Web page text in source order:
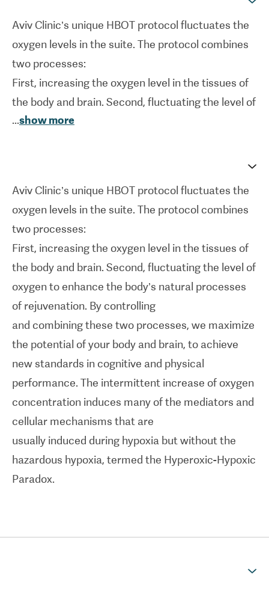
Aviv Clinic’s unique HBOT protocol fluctuates the
oxygen levels in the suite. The protocol combines
two processes:
First, increasing the oxygen level in the tissues of
the body and brain. Second, fluctuating the level of
oxygen to enhance the body’s natural processes
new standards in cognitive and physical
performance. The intermittent increase of oxygen
concentration induces many of the mediators and
cellular mechanisms that are
usually induced during hypoxia but without the
hazardous hypoxia, termed the Hyperoxic-Hypoxic
Paradox.
...show more
Aviv Clinic’s unique HBOT protocol fluctuates the
oxygen levels in the suite. The protocol combines
two processes:
First, increasing the oxygen level in the tissues of
the body and brain. Second, fluctuating the level of
oxygen to enhance the body’s natural processes
of rejuvenation. By controlling
and combining these two processes, we maximize
the potential of your body and brain, to achieve
new standards in cognitive and physical
performance. The intermittent increase of oxygen
concentration induces many of the mediators and
cellular mechanisms that are
usually induced during hypoxia but without the
hazardous hypoxia, termed the Hyperoxic-Hypoxic
Paradox.